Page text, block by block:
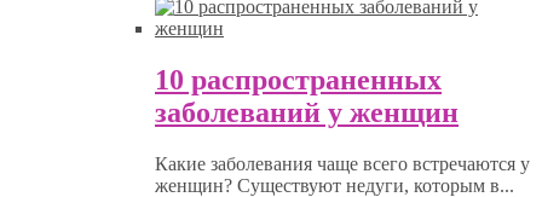
10 распространенных
заболеваний у женщин
Какие заболевания чаще всего встречаются у
женщин? Существуют недуги, которым в...